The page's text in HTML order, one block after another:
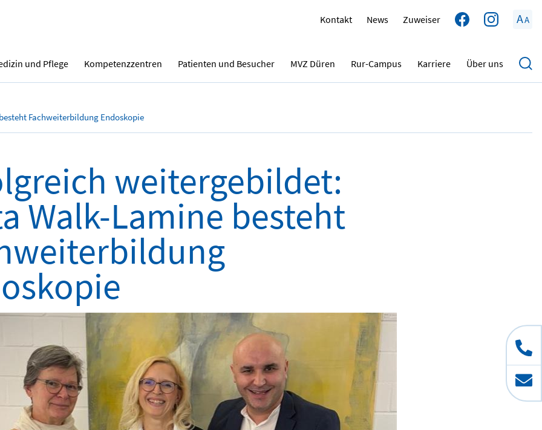
Kontakt News Zuweiser AA
und Pflege Kompetenzzentren Patienten und Besucher MVZ Düren Rur-Campus Karriere Über uns
Fachweiterbildung Endoskopie
05.02.2026
weitergebildet:
Walk-Lamine besteht